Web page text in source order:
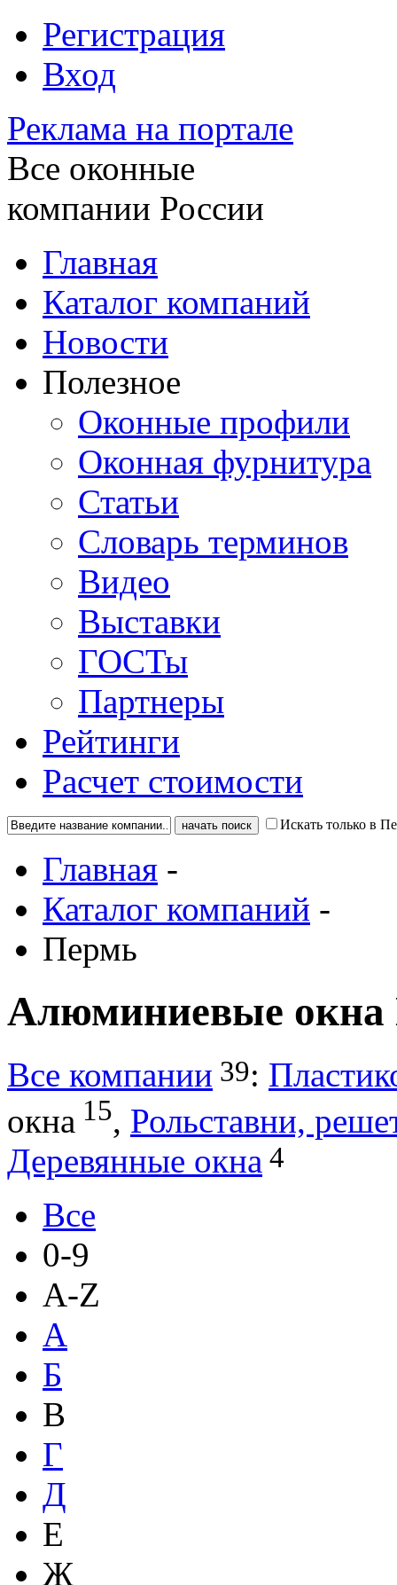
Регистрация
Вход
Реклама на портале
Все оконные
компании России
Главная
Каталог компаний
Новости
Полезное
Оконные профили
Оконная фурнитура
Статьи
Словарь терминов
Видео
Выставки
ГОСТы
Партнеры
Рейтинги
Расчет стоимости
Искать только в
Главная -
Каталог компаний -
Пермь
Алюминиевые окна
Все компании 39:
окна 15, Рольставни,
Деревянные окна 4
Все
0-9
A-Z
А
Б
В
Г
Д
Е
Ж